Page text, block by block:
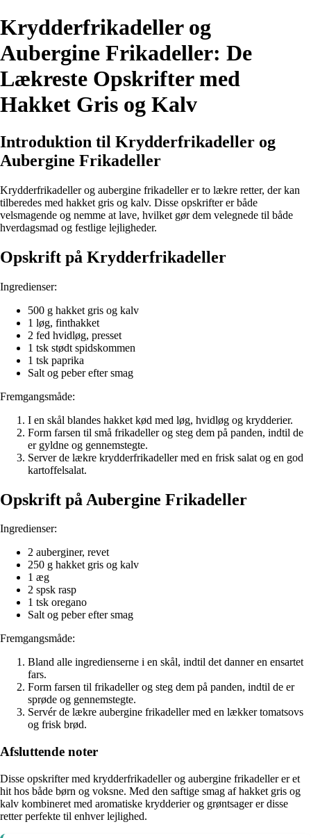
Krydderfrikadeller og
Aubergine Frikadeller: De
Lækreste Opskrifter med
Hakket Gris og Kalv
Introduktion til Krydderfrikadeller og
Aubergine Frikadeller
Krydderfrikadeller og aubergine frikadeller er to lækre retter, der kan
tilberedes med hakket gris og kalv. Disse opskrifter er både
velsmagende og nemme at lave, hvilket gør dem velegnede til både
hverdagsmad og festlige lejligheder.
Opskrift på Krydderfrikadeller
Ingredienser:
500 g hakket gris og kalv
1 løg, finthakket
2 fed hvidløg, presset
1 tsk stødt spidskommen
1 tsk paprika
Salt og peber efter smag
Fremgangsmåde:
I en skål blandes hakket kød med løg, hvidløg og krydderier.
Form farsen til små frikadeller og steg dem på panden, indtil de
er gyldne og gennemstegte.
Server de lækre krydderfrikadeller med en frisk salat og en god
kartoffelsalat.
Opskrift på Aubergine Frikadeller
Ingredienser:
2 auberginer, revet
250 g hakket gris og kalv
1 æg
2 spsk rasp
1 tsk oregano
Salt og peber efter smag
Fremgangsmåde:
Bland alle ingredienserne i en skål, indtil det danner en ensartet
fars.
Form farsen til frikadeller og steg dem på panden, indtil de er
sprøde og gennemstegte.
Servér de lækre aubergine frikadeller med en lækker tomatsovs
og frisk brød.
Afsluttende noter
Disse opskrifter med krydderfrikadeller og aubergine frikadeller er et
hit hos både børn og voksne. Med den saftige smag af hakket gris og
kalv kombineret med aromatiske krydderier og grøntsager er disse
retter perfekte til enhver lejlighed.